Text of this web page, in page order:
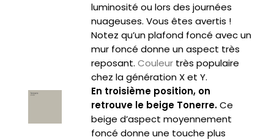
luminosité ou lors des journées
nuageuses. Vous êtes avertis !
Notez qu’un plafond foncé avec un
mur foncé donne un aspect très
reposant. Couleurtrès populaire
chez la génération X et Y.
En troisième position, on
retrouve le beige Tonerre.Ce
beige d’aspect moyennement
foncé donne une touche plus